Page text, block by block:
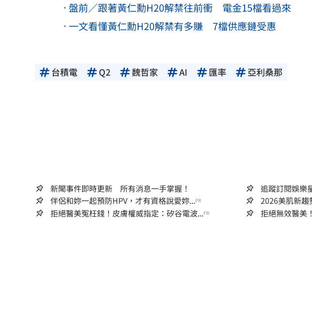
盤前／跟著黃仁勳H20解禁往前衝 電金15檔看過來
一文看懂黃仁勳H20解禁有多賺 7檔供應鏈受惠
台積電 Q2 魏哲家 AI 匯率 亞利桑那
新聞事件即時更新 所有消息一手掌握！
追蹤訂閱娛樂
伴侶和妳一起預防HPV，才有資格說愛妳...PR 2026美肌新趨
拒絕醫美冤枉錢！皮膚權威指定：矽谷電波...PR 拒絕無效醫美